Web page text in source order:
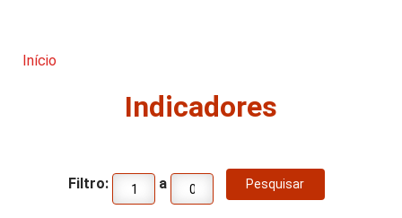
Início
Indicadores
Filtro: a